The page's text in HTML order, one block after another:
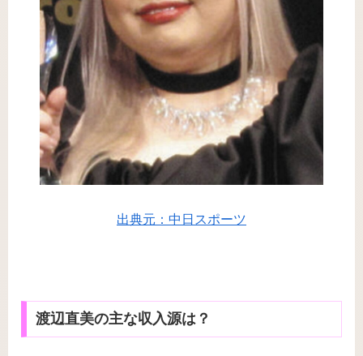
出典元：中日スポーツ
渡辺直美の主な収入源は？